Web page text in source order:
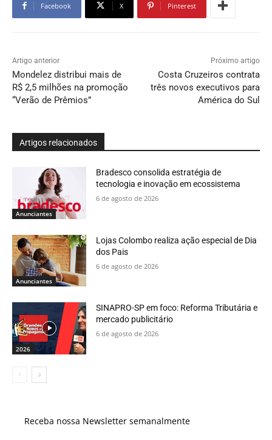
Facebook X Pinterest
Artigo anterior
Mondelez distribui mais de
R$ 2,5 milhões na promoção
“Verão de Prêmios”
Próximo artigo
Costa Cruzeiros contrata
três novos executivos para
América do Sul
Artigos relacionados
Anunciantes
Bradesco consolida estratégia de
tecnologia e inovação em ecossistema
6 de agosto de 2026
Anunciantes
Lojas Colombo realiza ação especial de Dia
dos Pais
6 de agosto de 2026
2026
SINAPRO-SP em foco: Reforma Tributária e
mercado publicitário
6 de agosto de 2026
Receba nossa Newsletter semanalmente